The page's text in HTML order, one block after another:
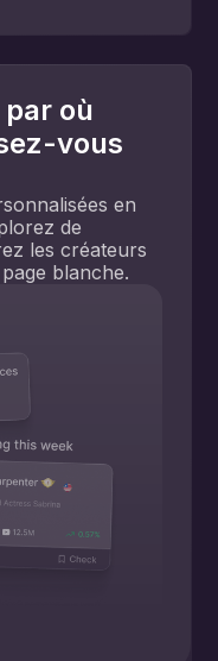
où
vous
en
de
les créateurs
blanche.